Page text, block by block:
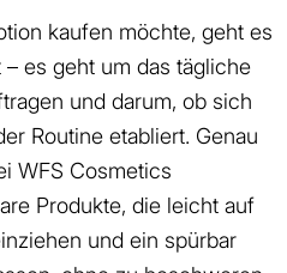
kaufen möchte, geht es
es geht um das tägliche
und darum, ob sich
Routine etabliert. Genau
WFS Cosmetics
Produkte, die leicht auf
und ein spürbar